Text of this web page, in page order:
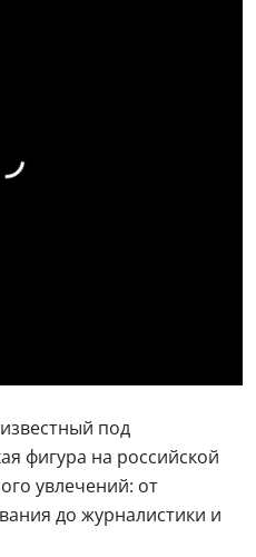
под
фигура на российской
увлечений: от
до журналистики и